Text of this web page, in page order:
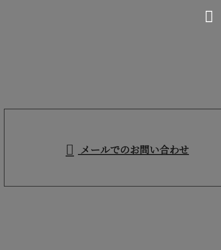
メールでのお問い合わせ